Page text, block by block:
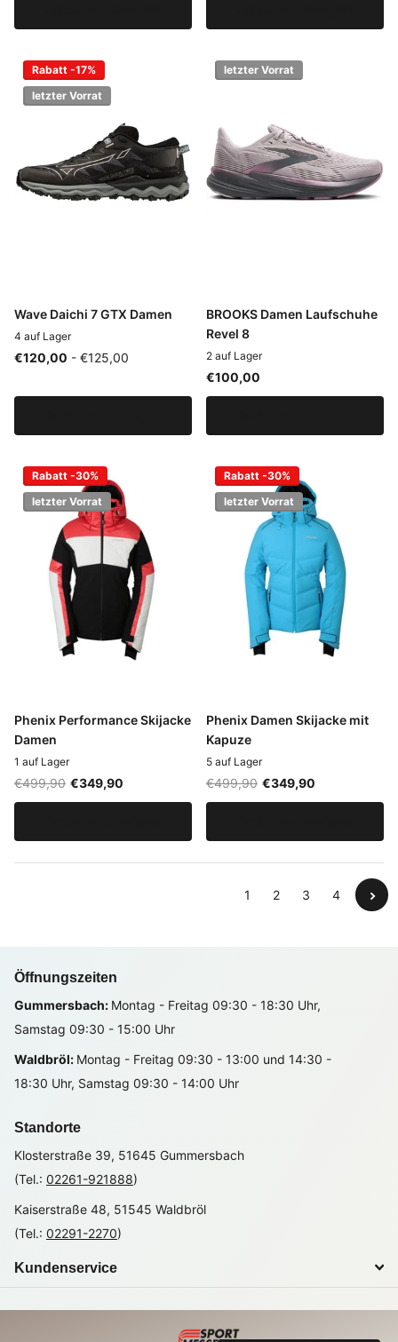
Rabatt -17%
letzter Vorrat
Wave Daichi 7 GTX Damen
4 auf Lager
€120,00 - €125,00
letzter Vorrat
BROOKS Damen Laufschuhe
Revel 8
2 auf Lager
€100,00
Rabatt -30%
letzter Vorrat
Phenix Performance Skijacke
Damen
1 auf Lager
€499,90 €349,90
Rabatt -30%
letzter Vorrat
Phenix Damen Skijacke mit
Kapuze
5 auf Lager
€499,90 €349,90
1 2 3 4
Öffnungszeiten
Gummersbach: Montag - Freitag 09:30 - 18:30 Uhr,
Samstag 09:30 - 15:00 Uhr
Waldbröl: Montag - Freitag 09:30 - 13:00 und 14:30 -
18:30 Uhr, Samstag 09:30 - 14:00 Uhr
Standorte
Klosterstraße 39, 51645 Gummersbach
(Tel.: 02261-921888)
Kaiserstraße 48, 51545 Waldbröl
(Tel.: 02291-2270)
Kundenservice